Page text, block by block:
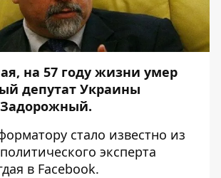
на 57 году жизни умер
депутат Украины
стало известно из
эксперта
в Facebook.